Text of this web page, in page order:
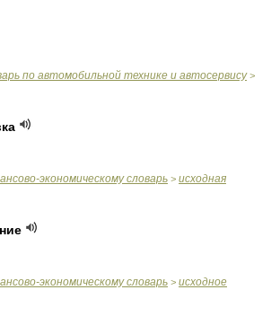
по автомобильной технике и автосервису>
экономическому словарь > исходная
экономическому словарь > исходное